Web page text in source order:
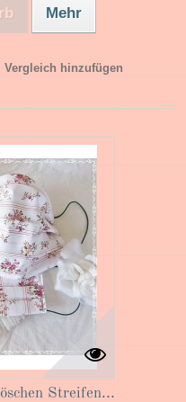
Mehr
Vergleich hinzufügen
Streifen...